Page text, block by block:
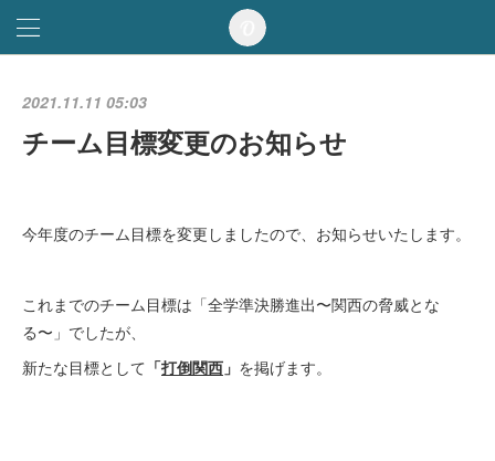
2021.11.11 05:03
チーム目標変更のお知らせ
今年度のチーム目標を変更しましたので、お知らせいたします。
これまでのチーム目標は「全学準決勝進出〜関西の脅威とな
る〜」でしたが、
新たな目標として 「打倒関西 」 を掲げます。